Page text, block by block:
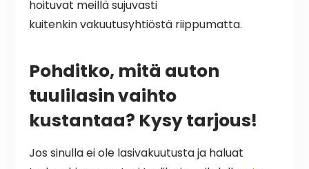
hoituvat meillä sujuvasti
kuitenkin vakuutusyhtiöstä riippumatta.
Pohditko, mitä auton
tuulilasin vaihto
kustantaa? Kysy tarjous!
Jos sinulla ei ole lasivakuutusta ja haluat